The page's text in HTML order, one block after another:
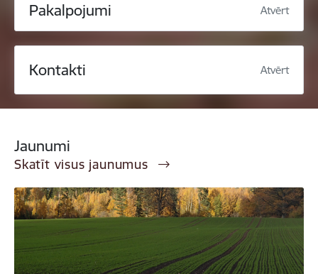
Pakalpojumi Atvērt
Kontakti Atvērt
Jaunumi
Skatīt visus jaunumus